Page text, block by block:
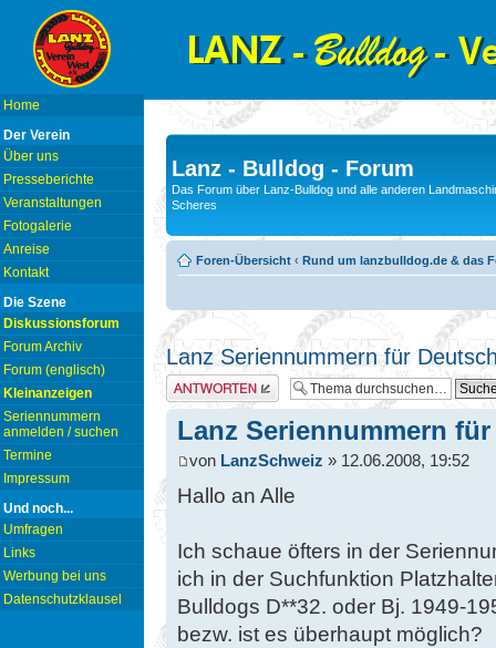
Home
Der Verein
Über uns
Presseberichte
Veranstaltungen
Fotogalerie
Anreise
Kontakt
Die Szene
Diskussionsforum
Forum Archiv
Forum (englisch)
Kleinanzeigen
Seriennummern
anmelden / suchen
Termine
Impressum
Und noch...
Umfragen
Links
Werbung bei uns
Datenschutzklausel
Lanz - Bulldog - Forum
Das Forum über Lanz-Bulldog und alle anderen
Scheres
Foren-Übersicht ‹ Rund um lanzbulldog.de & das
Lanz Seriennummern für
Antwort erstellen
Lanz Seriennummern
von LanzSchweiz » 12.06.2008, 19:52
Hallo an Alle
Ich schaue öfters in der
ich in der Suchfunktion
Bulldogs D**32. oder Bj. 1949-
bezw. ist es überhaupt möglich?